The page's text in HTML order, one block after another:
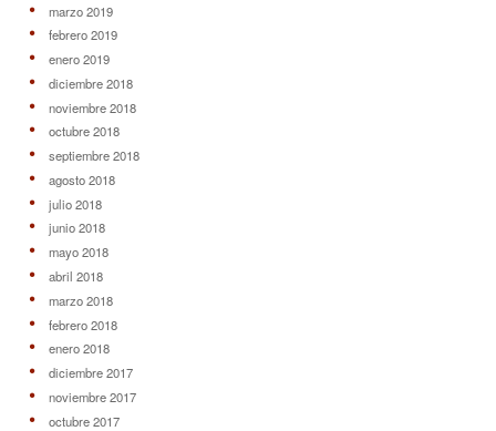
marzo 2019
febrero 2019
enero 2019
diciembre 2018
noviembre 2018
octubre 2018
septiembre 2018
agosto 2018
julio 2018
junio 2018
mayo 2018
abril 2018
marzo 2018
febrero 2018
enero 2018
diciembre 2017
noviembre 2017
octubre 2017